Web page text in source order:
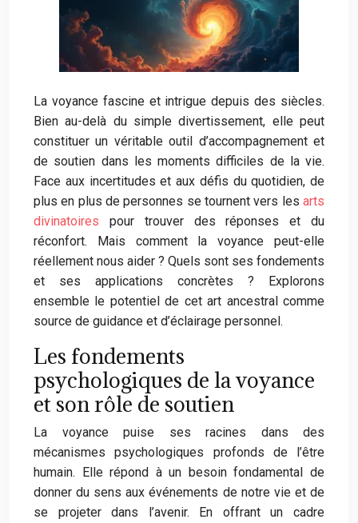
La voyance fascine et intrigue depuis des siècles.
Bien au-delà du simple divertissement, elle peut
constituer un véritable outil d’accompagnement et
de soutien dans les moments difficiles de la vie.
Face aux incertitudes et aux défis du quotidien, de
plus en plus de personnes se tournent vers les arts
divinatoires pour trouver des réponses et du
réconfort. Mais comment la voyance peut-elle
réellement nous aider ? Quels sont ses fondements
et ses applications concrètes ? Explorons
ensemble le potentiel de cet art ancestral comme
source de guidance et d’éclairage personnel.
Les fondements
psychologiques de la voyance
et son rôle de soutien
La voyance puise ses racines dans des
mécanismes psychologiques profonds de l’être
humain. Elle répond à un besoin fondamental de
donner du sens aux événements de notre vie et de
se projeter dans l’avenir. En offrant un cadre